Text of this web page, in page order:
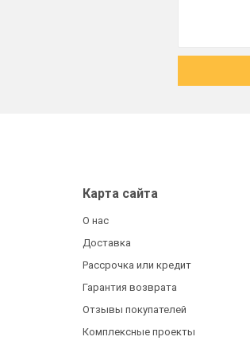
Карта сайта
О нас
Доставка
Рассрочка или кредит
Гарантия возврата
Отзывы покупателей
Комплексные проекты